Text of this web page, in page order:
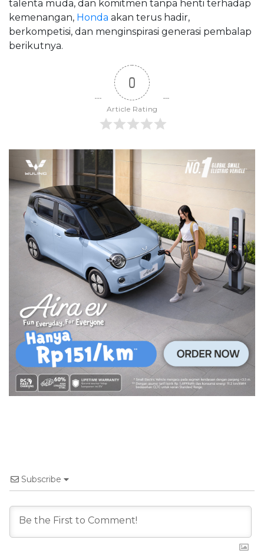
talenta muda, dan komitmen tanpa henti terhadap
kemenangan, Honda akan terus hadir,
berkompetisi, dan menginspirasi generasi pembalap
berikutnya.
0
Article Rating
Subscribe